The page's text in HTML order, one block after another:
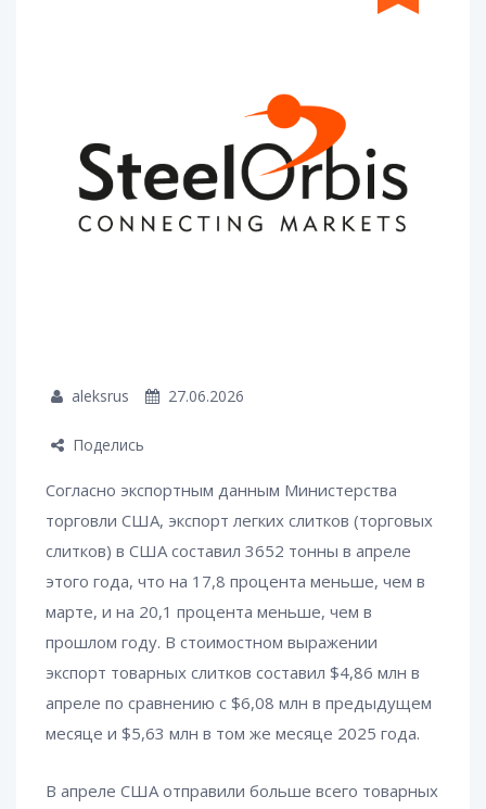
aleksrus 27.06.2026
Поделись
Согласно экспортным данным Министерства
торговли США, экспорт легких слитков (торговых
слитков) в США составил 3652 тонны в апреле
этого года, что на 17,8 процента меньше, чем в
марте, и на 20,1 процента меньше, чем в
прошлом году. В стоимостном выражении
экспорт товарных слитков составил $4,86 млн в
апреле по сравнению с $6,08 млн в предыдущем
месяце и $5,63 млн в том же месяце 2025 года.
В апреле США отправили больше всего товарных